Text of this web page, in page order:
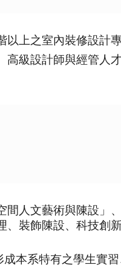
上之室內裝修設計專
級設計師與經管人
人文藝術與陳設」
裝飾陳設、科技創
本系特有之學生實